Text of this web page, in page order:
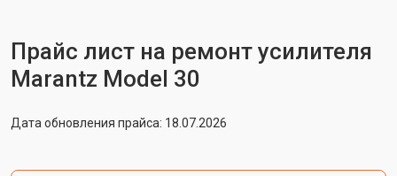
Прайс лист на ремонт усилителя
Marantz Model 30
Дата обновления прайса: 18.07.2026